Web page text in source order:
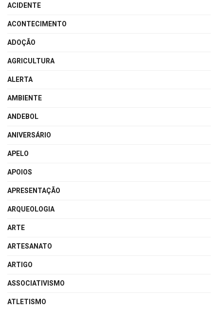
ACIDENTE
ACONTECIMENTO
ADOÇÃO
AGRICULTURA
ALERTA
AMBIENTE
ANDEBOL
ANIVERSÁRIO
APELO
APOIOS
APRESENTAÇÃO
ARQUEOLOGIA
ARTE
ARTESANATO
ARTIGO
ASSOCIATIVISMO
ATLETISMO